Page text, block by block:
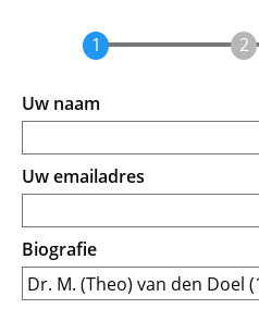
Uw naam
Uw emailadres
Biografie